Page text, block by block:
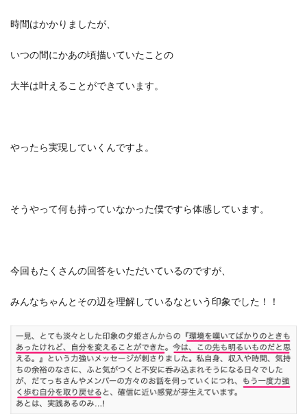
時間はかかりましたが、
いつの間にかあの頃描いていたことの
大半は叶えることができています。
やったら実現していくんですよ。
そうやって何も持っていなかった僕ですら体感しています。
今回もたくさんの回答をいただいているのですが、
みんなちゃんとその辺を理解しているなという印象でした！！